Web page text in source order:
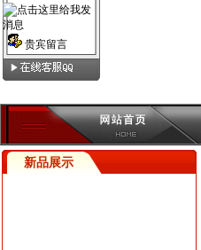
新品展示
贵宾留言